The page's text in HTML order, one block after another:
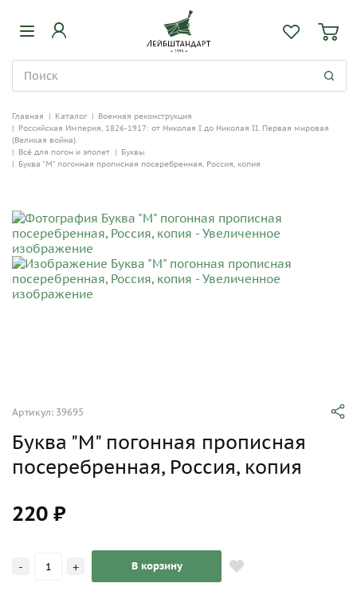
Главная | Каталог | Военная реконструкция
| Российская Империя, 1826-1917: от Николая I до Николая II. Первая мировая
(Великая война).
| Всё для погон и эполет | Буквы
| Буква "М" погонная прописная посеребренная, Россия, копия
Артикул: 39695
Буква "М" погонная прописная
посеребренная, Россия, копия
220 ₽
- + В корзину